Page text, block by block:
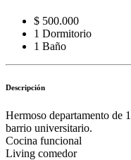
$ 500.000
1 Dormitorio
1 Baño
Descripción
Hermoso departamento de
barrio universitario.
Cocina funcional
Living comedor